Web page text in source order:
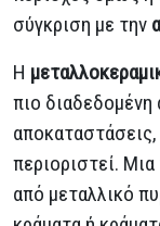
σύγκριση με την
Η
πιο διαδεδομένη
αποκαταστάσεις,
περιοριστεί.
από μεταλλικό